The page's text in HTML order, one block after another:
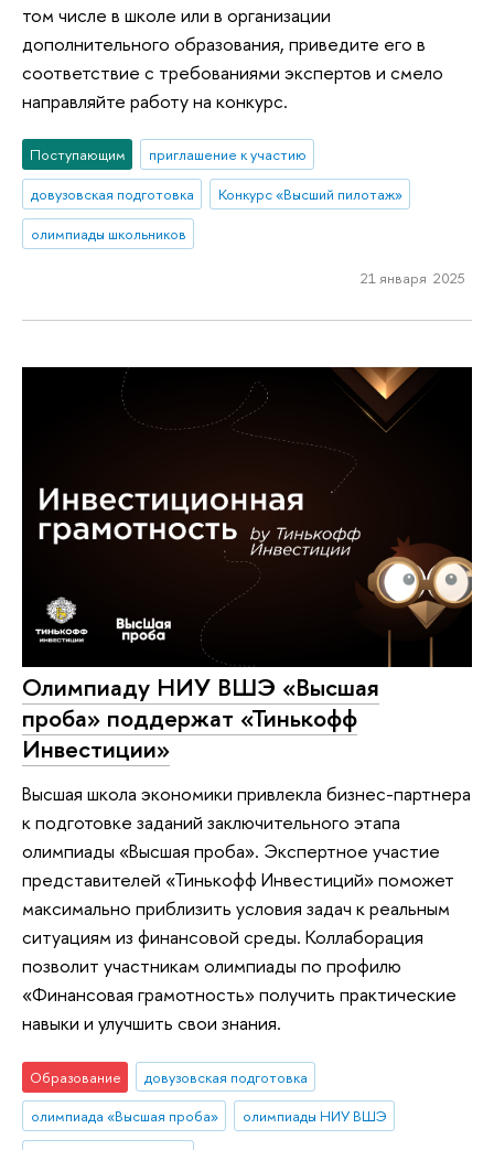
том числе в школе или в организации
дополнительного образования, приведите его в
соответствие с требованиями экспертов и смело
направляйте работу на конкурс.
Поступающим
приглашение к участию
довузовская подготовка
Конкурс «Высший пилотаж»
олимпиады школьников
21 января 2025
Олимпиаду НИУ ВШЭ «Высшая
проба» поддержат «Тинькофф
Инвестиции»
Высшая школа экономики привлекла бизнес-партнера
к подготовке заданий заключительного этапа
олимпиады «Высшая проба». Экспертное участие
представителей «Тинькофф Инвестиций» поможет
максимально приблизить условия задач к реальным
ситуациям из финансовой среды. Коллаборация
позволит участникам олимпиады по профилю
«Финансовая грамотность» получить практические
навыки и улучшить свои знания.
Образование
довузовская подготовка
олимпиада «Высшая проба»
олимпиады НИУ ВШЭ